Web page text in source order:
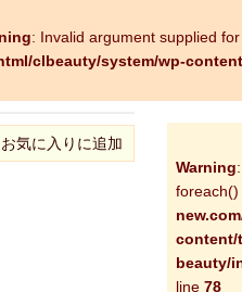
: Invalid argument supplied
clbeauty/system/wp-
お気に入りに追加
Warning
foreach()
content/
beauty/
line 78